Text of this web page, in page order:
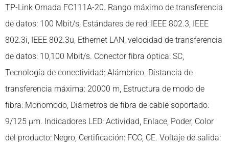
Deporte y tiempo libre
TPVs
Oficina y electricidad
Energía y electricidad
Hogar, cuidado de personal y cocina
MICRÓFONOS
TP-Link Omada FC111A-20. Rango máximo de transferencia
de datos: 100 Mbit/s, Estándares de red: IEEE 802.3, IEEE
802.3i, IEEE 802.3u, Ethernet LAN, velocidad de transferencia
de datos: 10,100 Mbit/s. Conector fibra óptica: SC,
Tecnología de conectividad: Alámbrico. Distancia de
transferencia máxima: 20000 m, Estructura de modo de
fibra: Monomodo, Diámetros de fibra de cable soportado:
9/125 µm. Indicadores LED: Actividad, Enlace, Poder, Color
del producto: Negro, Certificación: FCC, CE. Voltaje de salida: